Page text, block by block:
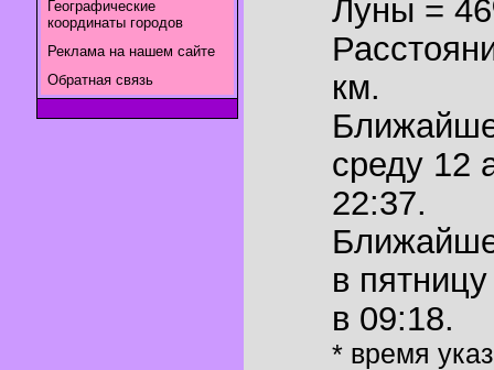
Географические
координаты городов
Реклама на нашем сайте
Обратная связь
Луны =
км.
среду 12
22:37.
в
в 09:18.
* время